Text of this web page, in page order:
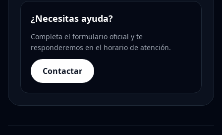
¿Necesitas ayuda?
Completa el formulario oficial y te
responderemos en el horario de atención.
Contactar